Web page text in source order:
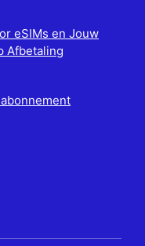
eSIMs en Jouw
Afbetaling